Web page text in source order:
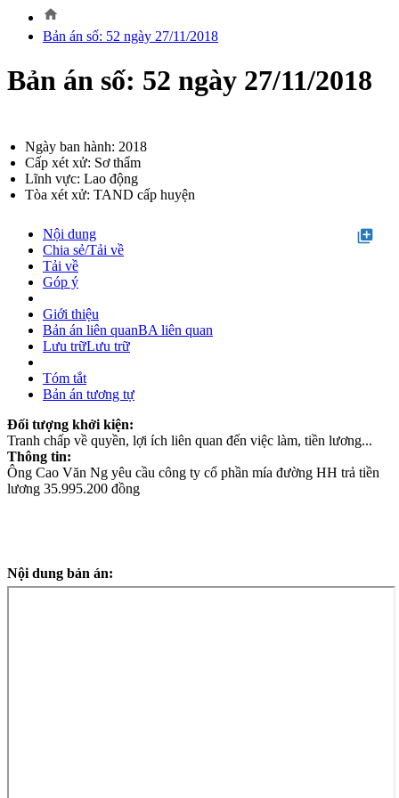
home
Bản án số: 52 ngày 27/11/2018
Bản án số: 52 ngày 27/11/2018
Ngày ban hành: 2018
Cấp xét xử: Sơ thẩm
Lĩnh vực: Lao động
Tòa xét xử: TAND cấp huyện
library_add
Nội dung
Chia sẻ/Tải về
Tải về
Góp ý
Giới thiệu
Bản án liên quanBA liên quan
Lưu trữLưu trữ
Tóm tắt
Bản án tương tự
Đối tượng khởi kiện:
Tranh chấp về quyền, lợi ích liên quan đến việc làm, tiền lương...
Thông tin:
Ông Cao Văn Ng yêu cầu công ty cổ phần mía đường HH trả tiền
lương 35.995.200 đồng
Nội dung bản án: